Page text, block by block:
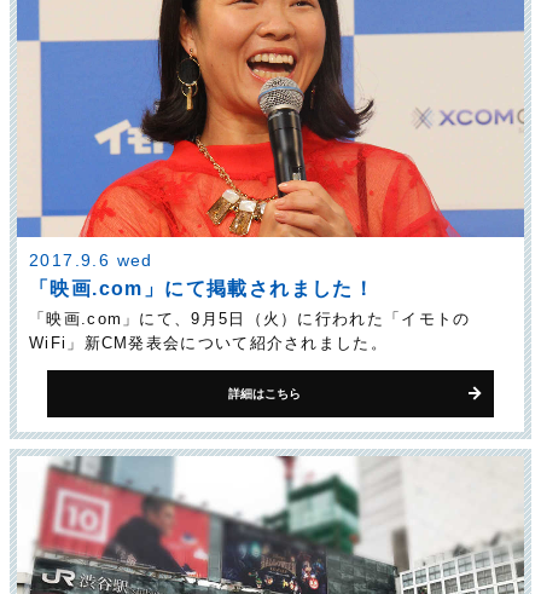
2017.9.6 wed
「映画.com」にて掲載されました！
「映画.com」にて、9月5日（火）に行われた「イモトの
WiFi」新CM発表会について紹介されました。
詳細はこちら